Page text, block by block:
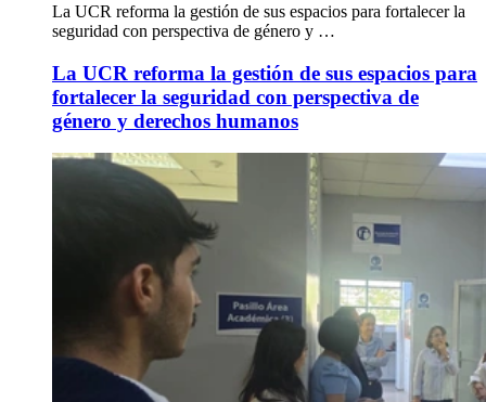
La UCR reforma la gestión de sus espacios para fortalecer la
seguridad con perspectiva de género y …
La UCR reforma la gestión de sus espacios para
fortalecer la seguridad con perspectiva de
género y derechos humanos